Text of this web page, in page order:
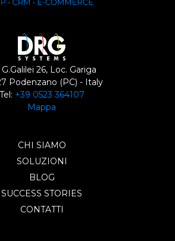
26, Loc. Gariga
Podenzano (PC) - Italy
Tel: +39 0523 364107
Mappa
CHI SIAMO
SOLUZIONI
BLOG
SUCCESS STORIES
CONTATTI